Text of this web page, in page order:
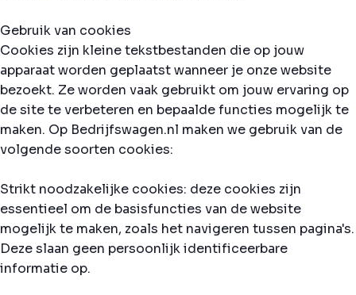
Gebruik van cookies
Cookies zijn kleine tekstbestanden die op jouw
apparaat worden geplaatst wanneer je onze website
bezoekt. Ze worden vaak gebruikt om jouw ervaring op
de site te verbeteren en bepaalde functies mogelijk te
maken. Op Bedrijfswagen.nl maken we gebruik van de
volgende soorten cookies:
Strikt noodzakelijke cookies: deze cookies zijn
essentieel om de basisfuncties van de website
mogelijk te maken, zoals het navigeren tussen pagina's.
Deze slaan geen persoonlijk identificeerbare
informatie op.